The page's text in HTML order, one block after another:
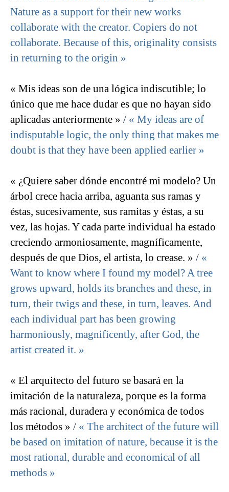
Nature as a support for their new works
collaborate with the creator. Copiers do not
collaborate. Because of this, originality consists
in returning to the origin »
« Mis ideas son de una lógica indiscutible; lo
único que me hace dudar es que no hayan sido
aplicadas anteriormente » / « My ideas are of
indisputable logic, the only thing that makes me
doubt is that they have been applied earlier »
« ¿Quiere saber dónde encontré mi modelo? Un
árbol crece hacia arriba, aguanta sus ramas y
éstas, sucesivamente, sus ramitas y éstas, a su
vez, las hojas. Y cada parte individual ha estado
creciendo armoniosamente, magníficamente,
después de que Dios, el artista, lo crease. » / «
Want to know where I found my model? A tree
grows upward, holds its branches and these, in
turn, their twigs and these, in turn, leaves. And
each individual part has been growing
harmoniously, magnificently, after God, the
artist created it. »
« El arquitecto del futuro se basará en la
imitación de la naturaleza, porque es la forma
más racional, duradera y económica de todos
los métodos » / « The architect of the future will
be based on imitation of nature, because it is the
most rational, durable and economical of all
methods »